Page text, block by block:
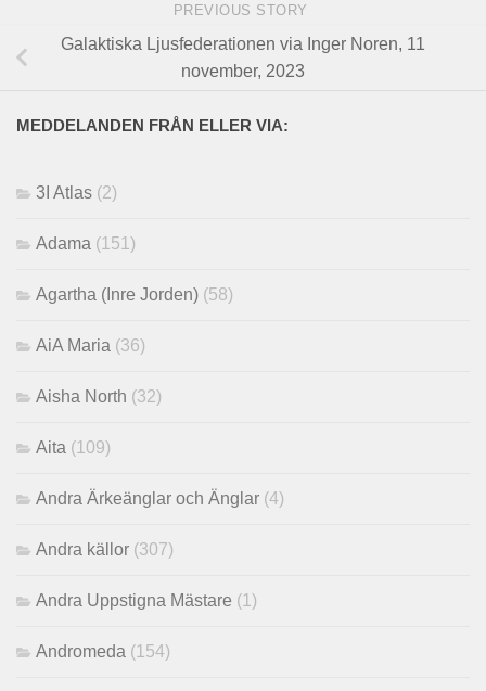
PREVIOUS STORY
Galaktiska Ljusfederationen via Inger Noren, 11
november, 2023
MEDDELANDEN FRÅN ELLER VIA:
3I Atlas (2)
Adama (151)
Agartha (Inre Jorden) (58)
AiA Maria (36)
Aisha North (32)
Aita (109)
Andra Ärkeänglar och Änglar (4)
Andra källor (307)
Andra Uppstigna Mästare (1)
Andromeda (154)